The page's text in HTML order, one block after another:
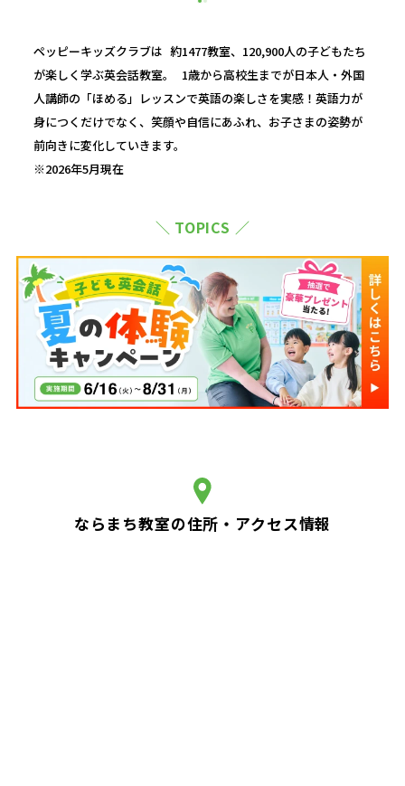
ペッピーキッズクラブは 約1477教室、120,900人の子どもたち
が楽しく学ぶ英会話教室。 1歳から高校生までが日本人・外国
人講師の「ほめる」レッスンで英語の楽しさを実感！英語力が
身につくだけでなく、笑顔や自信にあふれ、お子さまの姿勢が
前向きに変化していきます。
※2026年5月現在
＼ TOPICS ／
ならまち教室の住所・アクセス情報